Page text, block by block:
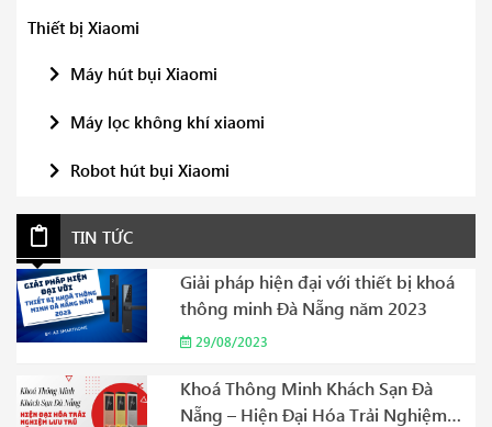
Thiết bị Xiaomi
Máy hút bụi Xiaomi
Máy lọc không khí xiaomi
Robot hút bụi Xiaomi
TIN TỨC
Giải pháp hiện đại với thiết bị khoá
thông minh Đà Nẵng năm 2023
29/08/2023
Khoá Thông Minh Khách Sạn Đà
Nẵng – Hiện Đại Hóa Trải Nghiệm